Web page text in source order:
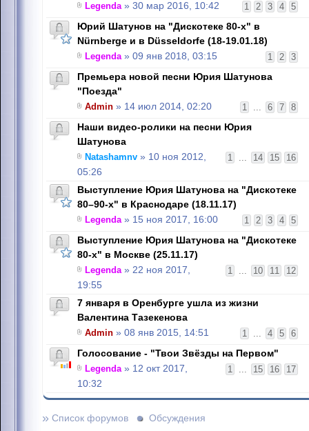
1 2 3 4 5
Legenda» 30 мар 2016, 10:42
Юрий Шатунов на "Дискотеке 80-х" в
Nürnbergе и в Düsseldorfе (18-19.01.18)
1 2 3
Legenda» 09 янв 2018, 03:15
Премьера новой песни Юрия Шатунова
"Поезда"
1 ... 6 7 8
Admin » 14 июл 2014, 02:20
Наши видео-ролики на песни Юрия
Шатунова
1 ... 14 15 16
Natashamnv » 10 ноя 2012,
05:26
Выступление Юрия Шатунова на "Дискотеке
80–90-х" в Краснодаре (18.11.17)
1 2 3 4 5
Legenda» 15 ноя 2017, 16:00
Выступление Юрия Шатунова на "Дискотеке
80-х" в Москве (25.11.17)
1 ... 10 11 12
Legenda» 22 ноя 2017,
19:55
7 января в Оренбурге ушла из жизни
Валентина Тазекенова
1 ... 4 5 6
Admin » 08 янв 2015, 14:51
Голосование - "Твои Звёзды на Первом"
1 ... 15 16 17
Legenda» 12 окт 2017,
10:32
» Список форумов Обсуждения